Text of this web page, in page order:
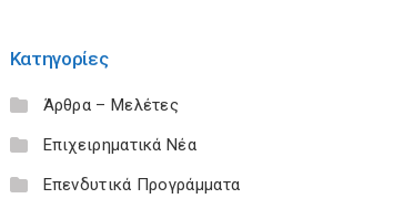
Κατηγορίες
Άρθρα – Μελέτες
Επιχειρηματικά Νέα
Επενδυτικά Προγράμματα